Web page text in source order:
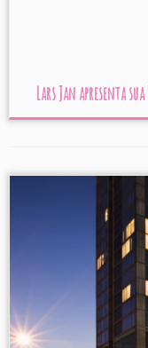
Lars Jan apresenta